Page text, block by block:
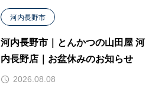
河内長野市
河内長野市｜とんかつの山田屋 河
内長野店｜お盆休みのお知らせ
2026.08.08